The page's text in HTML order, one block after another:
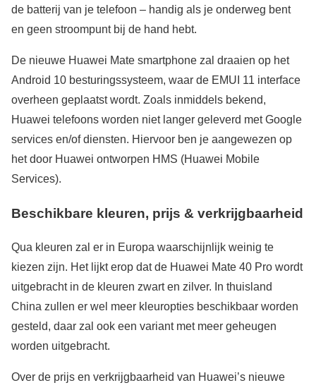
de batterij van je telefoon – handig als je onderweg bent
en geen stroompunt bij de hand hebt.
De nieuwe Huawei Mate smartphone zal draaien op het
Android 10 besturingssysteem, waar de EMUI 11 interface
overheen geplaatst wordt. Zoals inmiddels bekend,
Huawei telefoons worden niet langer geleverd met Google
services en/of diensten. Hiervoor ben je aangewezen op
het door Huawei ontworpen HMS (Huawei Mobile
Services).
Beschikbare kleuren, prijs & verkrijgbaarheid
Qua kleuren zal er in Europa waarschijnlijk weinig te
kiezen zijn. Het lijkt erop dat de Huawei Mate 40 Pro wordt
uitgebracht in de kleuren zwart en zilver. In thuisland
China zullen er wel meer kleuropties beschikbaar worden
gesteld, daar zal ook een variant met meer geheugen
worden uitgebracht.
Over de prijs en verkrijgbaarheid van Huawei’s nieuwe